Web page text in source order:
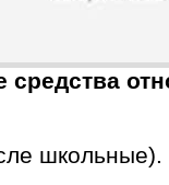
средства
школьные).